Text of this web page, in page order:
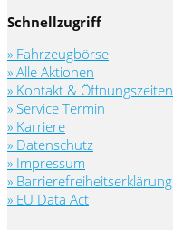
Schnellzugriff
» Fahrzeugbörse
» Alle Aktionen
» Kontakt & Öffnungszeiten
» Service Termin
» Karriere
» Datenschutz
» Impressum
» Barrierefreiheitserklärung
» EU Data Act